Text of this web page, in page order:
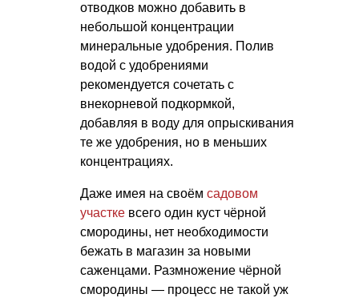
отводков можно добавить в
небольшой концентрации
минеральные удобрения. Полив
водой с удобрениями
рекомендуется сочетать с
внекорневой подкормкой,
добавляя в воду для опрыскивания
те же удобрения, но в меньших
концентрациях.
Даже имея на своём садовом
участке всего один куст чёрной
смородины, нет необходимости
бежать в магазин за новыми
саженцами. Размножение чёрной
смородины — процесс не такой уж